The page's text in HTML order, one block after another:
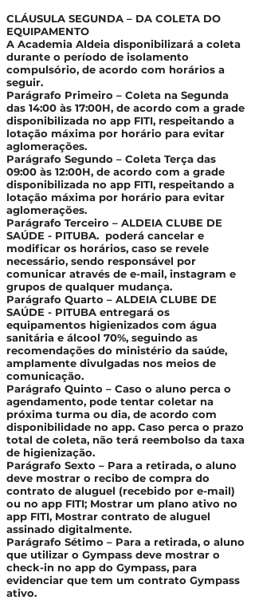
CLÁUSULA SEGUNDA – DA COLETA DO
EQUIPAMENTO
A Academia Aldeia disponibilizará a coleta
durante o período de isolamento
compulsório, de acordo com horários a
seguir.
Parágrafo Primeiro – Coleta na Segunda
das 14:00 às 17:00H, de acordo com a grade
disponibilizada no app FITI, respeitando a
lotação máxima por horário para evitar
aglomerações.
Parágrafo Segundo – Coleta Terça das
09:00 às 12:00H, de acordo com a grade
disponibilizada no app FITI, respeitando a
lotação máxima por horário para evitar
aglomerações.
Parágrafo Terceiro – ALDEIA CLUBE DE
SAÚDE - PITUBA. poderá cancelar e
modificar os horários, caso se revele
necessário, sendo responsável por
comunicar através de e-mail, instagram e
grupos de qualquer mudança.
Parágrafo Quarto – ALDEIA CLUBE DE
SAÚDE - PITUBA entregará os
equipamentos higienizados com água
sanitária e álcool 70%, seguindo as
recomendações do ministério da saúde,
amplamente divulgadas nos meios de
comunicação.
Parágrafo Quinto – Caso o aluno perca o
agendamento, pode tentar coletar na
próxima turma ou dia, de acordo com
disponibilidade no app. Caso perca o prazo
total de coleta, não terá reembolso da taxa
de higienização.
Parágrafo Sexto – Para a retirada, o aluno
deve mostrar o recibo de compra do
contrato de aluguel (recebido por e-mail)
ou no app FITI; Mostrar um plano ativo no
app FITI, Mostrar contrato de aluguel
assinado digitalmente.
Parágrafo Sétimo – Para a retirada, o aluno
que utilizar o Gympass deve mostrar o
check-in no app do Gympass, para
evidenciar que tem um contrato Gympass
ativo.